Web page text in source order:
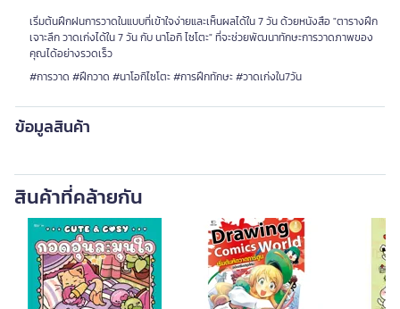
เริ่มต้นฝึกฝนการวาดในแบบที่เข้าใจง่ายและเห็นผลได้ใน 7 วัน ด้วยหนังสือ "ตารางฝึก
เจาะลึก วาดเก่งได้ใน 7 วัน กับ นาโอกิ ไซโตะ" ที่จะช่วยพัฒนาทักษะการวาดภาพของ
คุณได้อย่างรวดเร็ว
#การวาด #ฝึกวาด #นาโอกิไซโตะ #การฝึกทักษะ #วาดเก่งใน7วัน
ข้อมูลสินค้า
สินค้าที่คล้ายกัน